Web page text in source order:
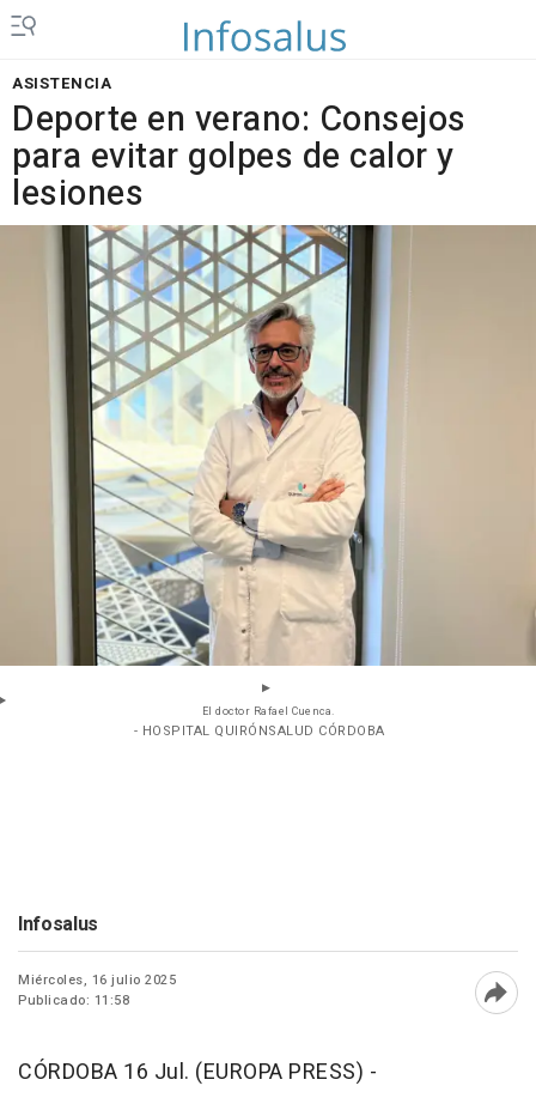
ASISTENCIA
Deporte en verano: Consejos
para evitar golpes de calor y
lesiones
El doctor Rafael Cuenca.
- HOSPITAL QUIRÓNSALUD CÓRDOBA
Infosalus
Miércoles, 16 julio 2025
Publicado: 11:58
CÓRDOBA 16 Jul. (EUROPA PRESS) -